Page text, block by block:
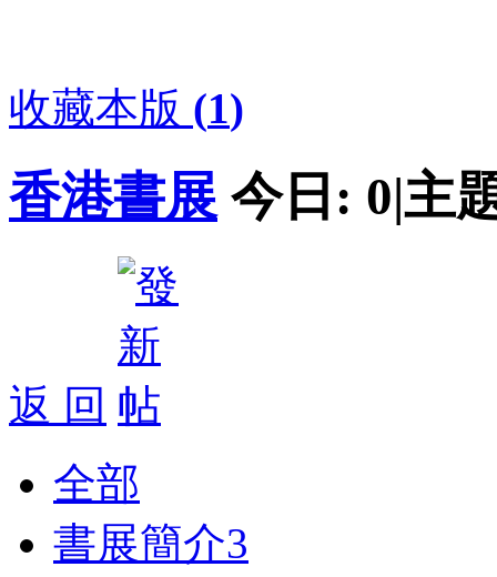
收藏本版 (1)
香港書展 今日: 0|主
返 回
全部
書展簡介3